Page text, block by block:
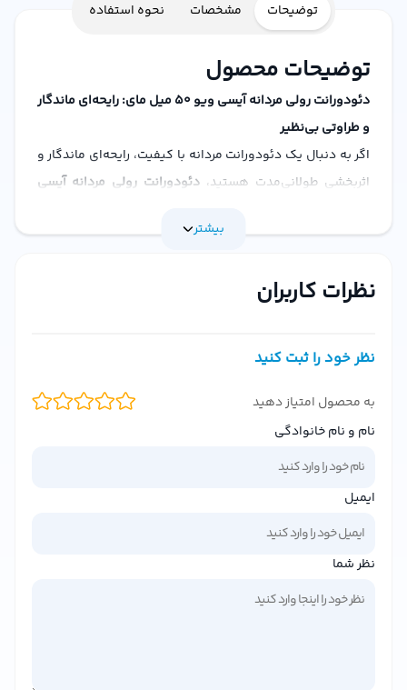
توضیحات مشخصات نحوه استفاده
توضیحات محصول
دئودورانت رولی مردانه آیسی ویو 50 میل مای: رایحه‌ای ماندگار
و طراوتی بی‌نظیر
اگر به دنبال یک دئودورانت مردانه با کیفیت، رایحه‌ای ماندگار و
اثربخشی طولانی‌مدت هستید، دئودورانت رولی مردانه آیسی
فرمولاسیون پیشرفته و رایحه‌ای جذاب، حس طراوت و اعتماد به
این دئودورانت مردانه با بهترین قیمت و ضمانت اصل بودن کالا
ویژگی‌های منحصر به فرد دئودورانت رولی مردانه آیسی ویو
این دئودورانت رولی با حجم 50 میلی‌لیتر، طراحی شده تا
نیازهای روزانه آقایان به محصولی با کیفیت و خوشبو را برطرف
کند. برخی از مهم‌ترین ویژگی‌های آن عبارتند از:
رایحه‌ای ماندگار و جذاب:
تا ساعات طولانی روی پوست باقی می‌ماند.
پیشگیری از تعریق و بوی نامطبوع:
مناسب برای پوست‌های حساس:
بیشتر
نظرات کاربران
نظر خود را ثبت کنید
به محصول امتیاز دهید
نام و نام خانوادگی
ایمیل
نظر شما